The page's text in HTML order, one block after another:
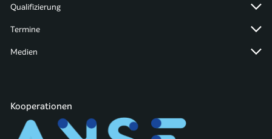
Qualifizierung
Termine
Medien
Kooperationen